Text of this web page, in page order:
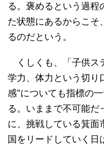
る。褒めるという過程
た状態にあるからこそ
るのだという。
くしくも、「子供ス
学力、体力という切り
感”についても指標の
る。いままで不可能だ
に、挑戦している箕面
国をリードしていく日